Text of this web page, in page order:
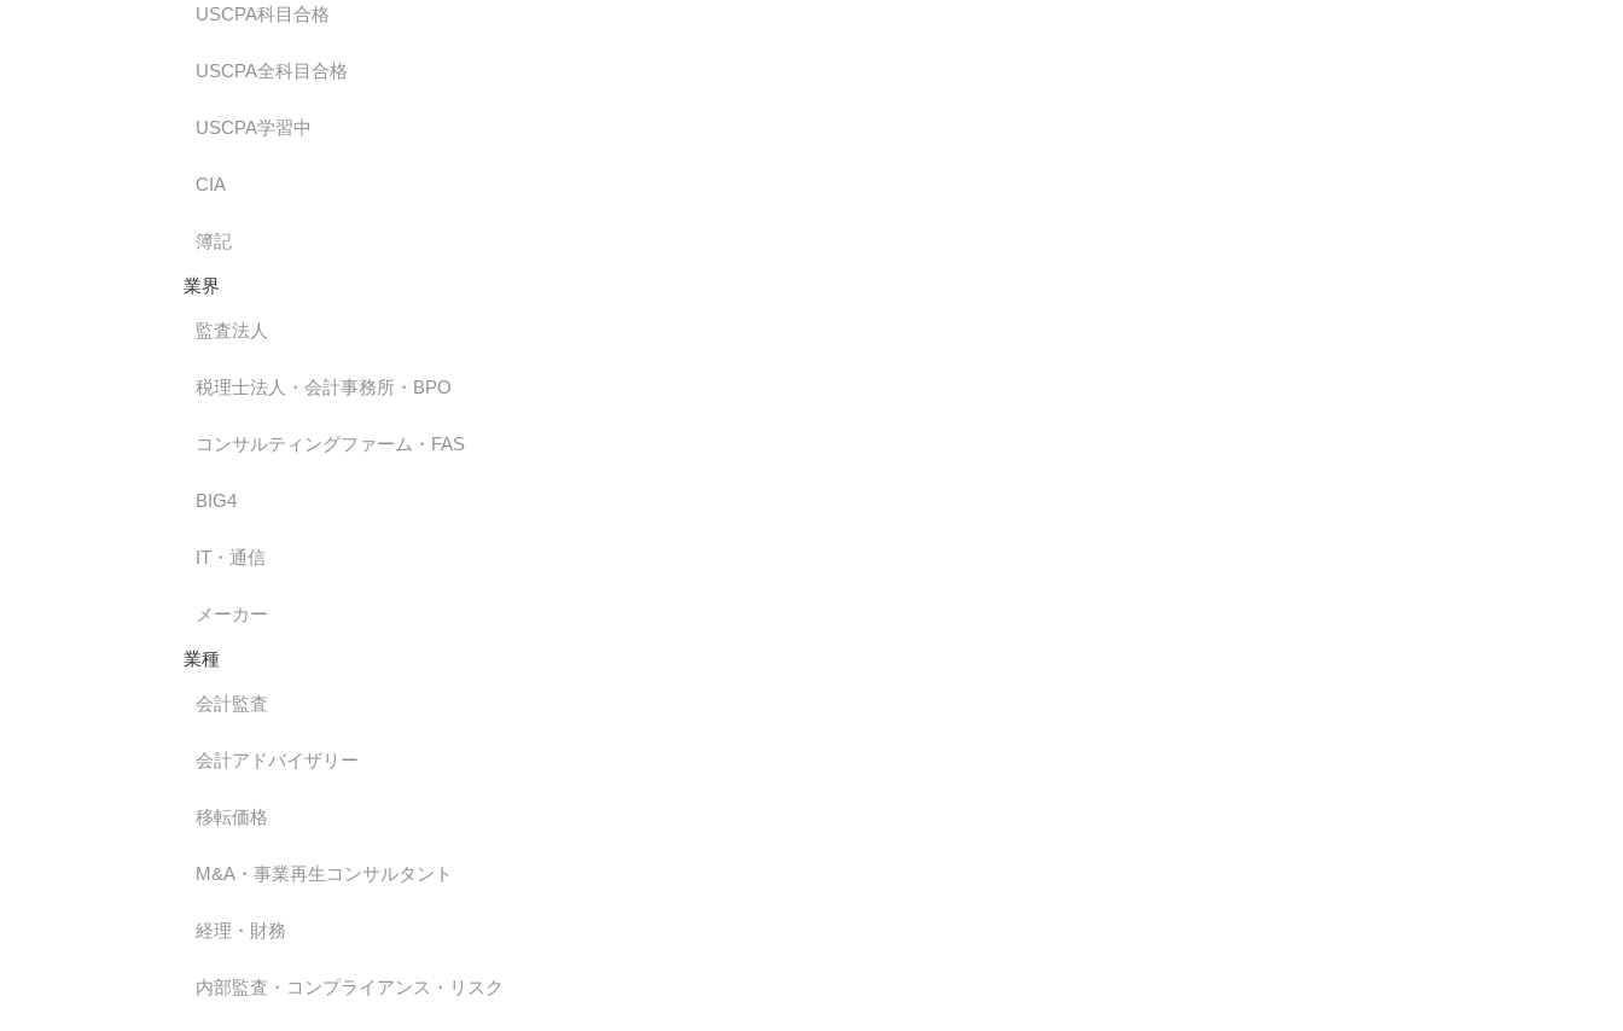
USCPA科目合格
USCPA全科目合格
USCPA学習中
CIA
簿記
業界
監査法人
税理士法人・会計事務所・BPO
コンサルティングファーム・FAS
BIG4
IT・通信
メーカー
業種
会計監査
会計アドバイザリー
移転価格
M&A・事業再生コンサルタント
経理・財務
内部監査・コンプライアンス・リスク